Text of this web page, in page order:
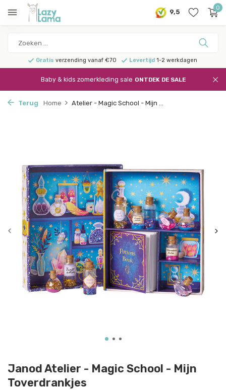
9,5
0
Gratis verzending vanaf €70 Levertijd1-2 werkdagen
Baby & kids zomerkleding sale ONTDEK DE SALE
Terug Home Atelier - Magic School - Mijn ...
Janod Atelier - Magic School - Mijn
Toverdrankjes